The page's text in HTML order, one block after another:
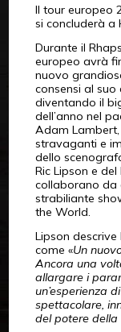
Il tour europeo
si concluderà a
Durante il
europeo avrà
nuovo
consensi al
diventando il
dell’anno nel
Adam
stravaganti e
dello
Ric Lipson e
collaborano da
strabiliante
the World.
Lipson
come «Un
Ancora una
allargare i
un’esperienza
spettacolare,
del potere della